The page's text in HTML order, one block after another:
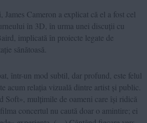
James Cameron a explicat că el a fost cel
în 3D, în urma unei discuții cu
implicată în proiecte legate de
sănătoasă.
într-un mod subtil, dar profund, este felul
acum relația vizuală dintre artist și public.
Soft», mulțimile de oameni care își ridică
concertul nu caută doar o amintire; ei